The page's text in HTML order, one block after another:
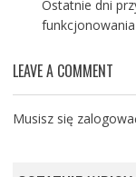
Ostatnie dni
LEAVE A COMMENT
Musisz się